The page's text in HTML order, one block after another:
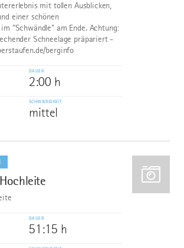
mit tollen Ausblicken,
einer schönen
"Schwändle" am Ende. Achtung:
Schneelage präpariert -
berginfo
DAUER
2:00 h
SCHWIERIGKEIT
mittel
DAUER
51:15 h